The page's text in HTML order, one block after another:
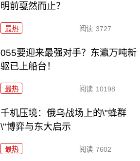
明前戛然而止？
最热 阅读 3727
055要迎来最强对手？东瀛万吨新
驱已上船台！
最热 阅读 10198
千机压境：俄乌战场上的\"蜂群
\"博弈与东大启示
最热 阅读 7602